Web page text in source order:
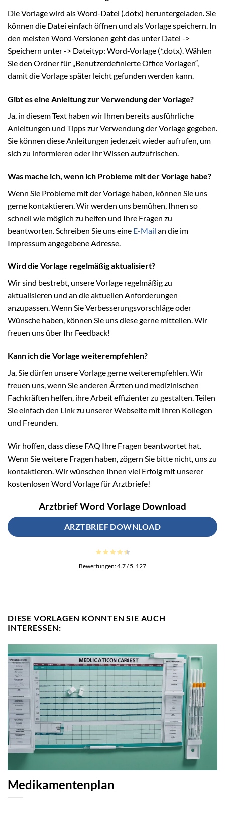
Die Vorlage wird als Word-Datei (.dotx) heruntergeladen. Sie
können die Datei einfach öffnen und als Vorlage speichern. In
den meisten Word-Versionen geht das unter Datei ->
Speichern unter -> Dateityp: Word-Vorlage (*.dotx). Wählen
Sie den Ordner für „Benutzerdefinierte Office Vorlagen“,
damit die Vorlage später leicht gefunden werden kann.
Gibt es eine Anleitung zur Verwendung der Vorlage?
Ja, in diesem Text haben wir Ihnen bereits ausführliche
Anleitungen und Tipps zur Verwendung der Vorlage gegeben.
Sie können diese Anleitungen jederzeit wieder aufrufen, um
sich zu informieren oder Ihr Wissen aufzufrischen.
Was mache ich, wenn ich Probleme mit der Vorlage habe?
Wenn Sie Probleme mit der Vorlage haben, können Sie uns
gerne kontaktieren. Wir werden uns bemühen, Ihnen so
schnell wie möglich zu helfen und Ihre Fragen zu
beantworten. Schreiben Sie uns eine E-Mail an die im
Impressum angegebene Adresse.
Wird die Vorlage regelmäßig aktualisiert?
Wir sind bestrebt, unsere Vorlage regelmäßig zu
aktualisieren und an die aktuellen Anforderungen
anzupassen. Wenn Sie Verbesserungsvorschläge oder
Wünsche haben, können Sie uns diese gerne mitteilen. Wir
freuen uns über Ihr Feedback!
Kann ich die Vorlage weiterempfehlen?
Ja, Sie dürfen unsere Vorlage gerne weiterempfehlen. Wir
freuen uns, wenn Sie anderen Ärzten und medizinischen
Fachkräften helfen, ihre Arbeit effizienter zu gestalten. Teilen
Sie einfach den Link zu unserer Webseite mit Ihren Kollegen
und Freunden.
Wir hoffen, dass diese FAQ Ihre Fragen beantwortet hat.
Wenn Sie weitere Fragen haben, zögern Sie bitte nicht, uns zu
kontaktieren. Wir wünschen Ihnen viel Erfolg mit unserer
kostenlosen Word Vorlage für Arztbriefe!
Arztbrief Word Vorlage Download
ARZTBRIEF DOWNLOAD
Bewertungen:4.7/ 5. 127
DIESE VORLAGEN KÖNNTEN SIE AUCH
INTERESSEN:
Medikamentenplan